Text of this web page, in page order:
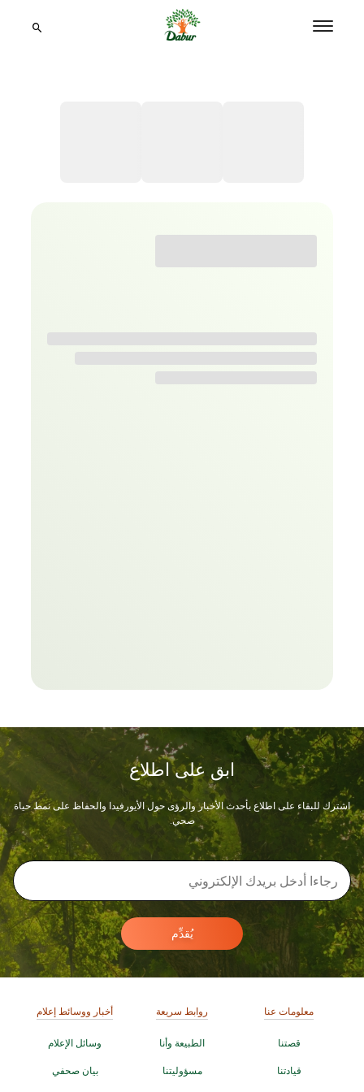
ابق على اطلاع
اشترك للبقاء على اطلاع بأحدث الأخبار والرؤى حول الأيورفيدا والحفاظ على نمط حياة
صحي.
يُقدِّم
معلومات عنا
قصتنا
قيادتنا
روابط سريعة
الطبيعة وأنا
مسؤوليتنا
أخبار ووسائط إعلام
وسائل الإعلام
بيان صحفي